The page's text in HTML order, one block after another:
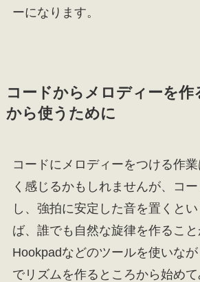
ーになります。
コードからメロディーを作
から使うために
コードにメロディーをつける作
く感じるかもしれませんが、コ
し、強拍に安定した音を置くと
ば、誰でも自然な旋律を作ること
Hookpadなどのツールを使いな
でリズムを作るところから始めて